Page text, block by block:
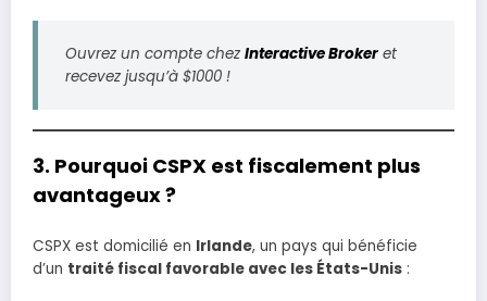
Ouvrez un compte chez Interactive Broker et
recevez jusqu’à $1000 !
3. Pourquoi CSPX est fiscalement plus
avantageux ?
CSPX est domicilié en Irlande, un pays qui bénéficie
d’un traité fiscal favorable avec les États-Unis :